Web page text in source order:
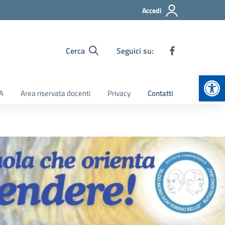
Accedi
Cerca Seguici su:
Area riservata docenti Privacy Contatti